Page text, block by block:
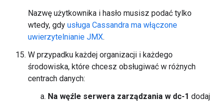
Nazwę użytkownika i hasło musisz podać tylko
wtedy, gdy usługa Cassandra ma włączone
uwierzytelnianie JMX.
W przypadku każdej organizacji i każdego
środowiska, które chcesz obsługiwać w różnych
centrach danych:
Na węźle serwera zarządzania w dc-1 dodaj